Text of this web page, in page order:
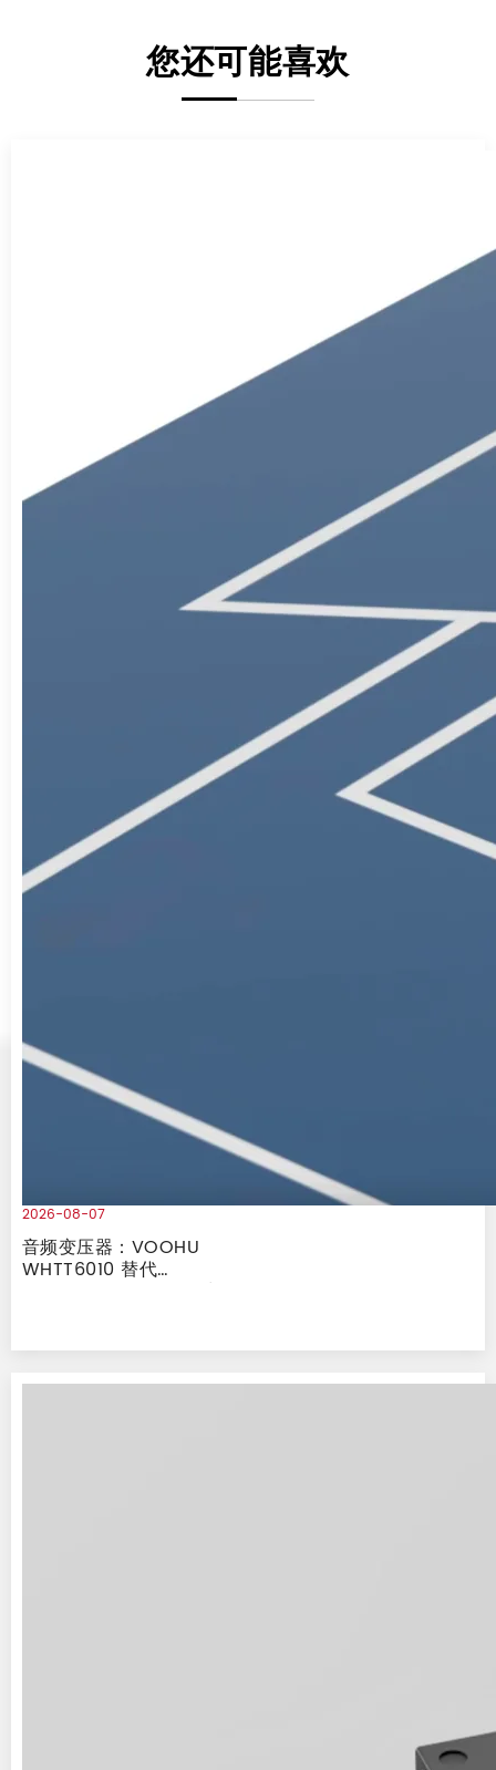
您还可能喜欢
2026-08-07
音频变压器：VOOHU
WHTT6010 替代
Tamura TTC-5023 对